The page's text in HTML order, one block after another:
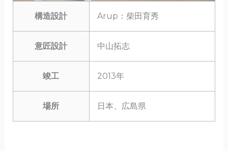
構造設計 Arup：柴田育秀
意匠設計 中山拓志
竣工 2013年
場所 日本、広島県